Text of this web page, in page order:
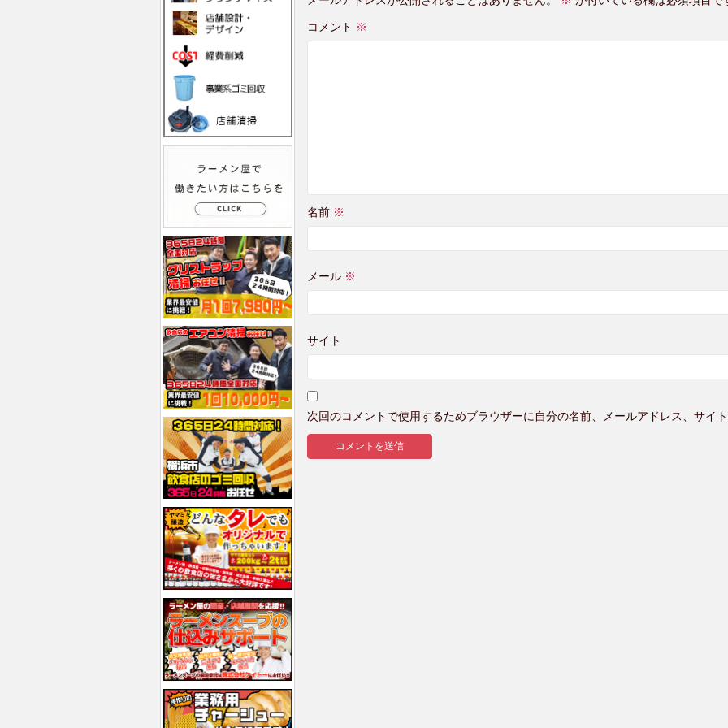
コメント ※
名前 ※
メール ※
サイト
次回のコメントで使用するためブラウザーに自分の名前、メールアドレス、サイ